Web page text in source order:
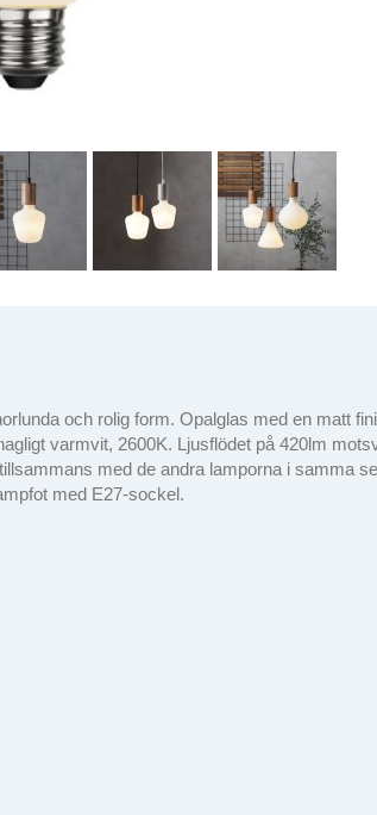
och rolig form. Opalglas med en matt
varmvit, 2600K. Ljusflödet på 420lm
med de andra lamporna i samma
med E27-sockel.